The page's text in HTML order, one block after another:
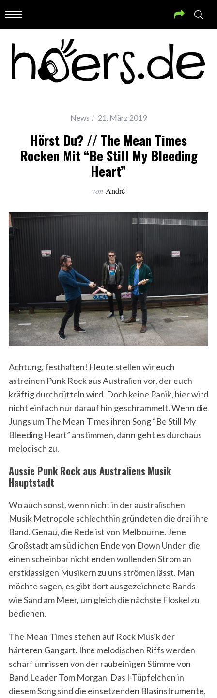
News 21. März 2019
Hörst Du? // The Mean Times
Rocken Mit “Be Still My Bleeding
Heart”
von André
Achtung, festhalten! Heute stellen wir euch
astreinen Punk Rock aus Australien vor, der euch
kräftig durchrütteln wird. Doch keine Panik, hier wird
nicht einfach nur darauf hin geschrammelt. Wenn die
Jungs um The Mean Times ihren Song “Be Still My
Bleeding Heart” anstimmen, dann geht es durchaus
melodisch zu.
Aussie Punk Rock aus Australiens Musik
Hauptstadt
Wo auch sonst, wenn nicht in der australischen
Musik Metropole schlechthin gründeten die drei ihre
Band. Genau, die Rede ist von Melbourne. Jene
Großstadt am südlichen Ende von Down Under, die
einen scheinbar nicht enden wollenden Strom an
erstklassigen Musikern zu uns strömen lässt. Man
möchte sagen, es gibt dort ausgezeichnete Bands
wie Sand am Meer, um gleich die nächste Floskel zu
bedienen.
The Mean Times stehen auf Rock Musik der
härteren Gangart. Ihre melodischen Riffs werden
scharf umrissen von der raubeinigen Stimme von
Band Leader Tom Morgan. Das I-Tüpfelchen in
diesem Song sind die einsetzenden Blasinstrumente,